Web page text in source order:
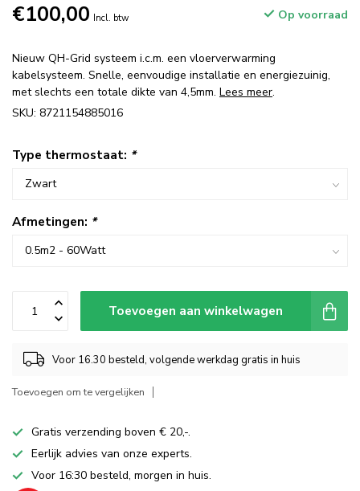
€100,00 Incl. btw Op voorraad
Nieuw QH-Grid systeem i.c.m. een vloerverwarming
kabelsysteem. Snelle, eenvoudige installatie en energiezuinig,
met slechts een totale dikte van 4,5mm. Lees meer.
SKU: 8721154885016
Type thermostaat: *
Afmetingen: *
Toevoegen aan winkelwagen
Voor 16.30 besteld, volgende werkdag gratis in huis
Toevoegen om te vergelijken
Gratis verzending boven € 20,-.
Eerlijk advies van onze experts.
Voor 16:30 besteld, morgen in huis.